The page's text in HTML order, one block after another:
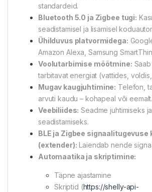
standardeid.
Bluetooth 5.0 ja Zigbee tugi:
seadistamisel ja lisamisel
Ühilduvus platvormidega:
Amazon Alexa, Samsung
Voolutarbimise mõõtmine:
tarbitavat energiat (vattides,
Mugav kaugjuhtimine: Telefon,
arvuti kaudu – kohapeal või eemalt.
Veebiliides: Seadme juhtimiseks ja
seadistamiseks.
BLE ja Zigbee signaalitugevuse
(extender): Laiendab nende
Automaatika ja skriptimine:
Täpne ajastamine
Skriptid (https://shelly-api-